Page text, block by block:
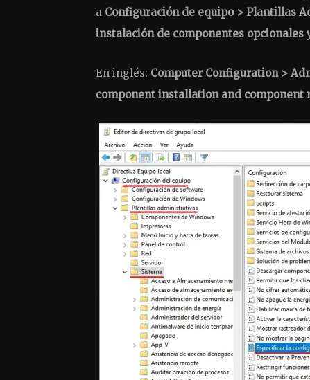
a Configuración de equipo > Plantillas
instalación de componentes opcionales
En inglés: Computer Configuration >
component installation and component